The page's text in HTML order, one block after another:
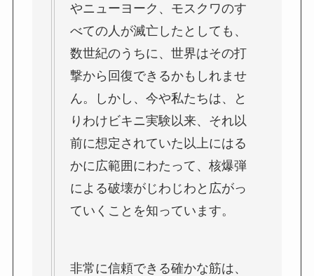
やニューヨーク、モスクワのす
べての人が滅亡したとしても、
数世紀のうちに、世界はその打
撃から回復できるかもしれませ
ん。しかし、今や私たちは、と
りわけビキニ実験以来、それ以
前に想定されていた以上にはる
かに広範囲にわたって、核爆弾
による破壊がじわじわと広がっ
ていくことを知っています。
非常に信頼できる確かな筋は、